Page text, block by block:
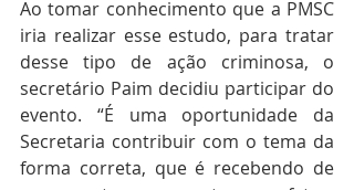
Ao tomar conhecimento que a PMSC
iria realizar esse estudo, para tratar
desse tipo de ação criminosa, o
secretário Paim decidiu participar do
evento. “É uma oportunidade da
Secretaria contribuir com o tema da
forma correta, que é recebendo de